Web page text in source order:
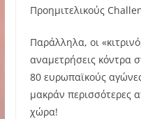
Προημιτελικούς
Παράλληλα, οι
αναμετρήσεις κόντρα
80 ευρωπαϊκούς
μακράν περισσότερες
χώρα!